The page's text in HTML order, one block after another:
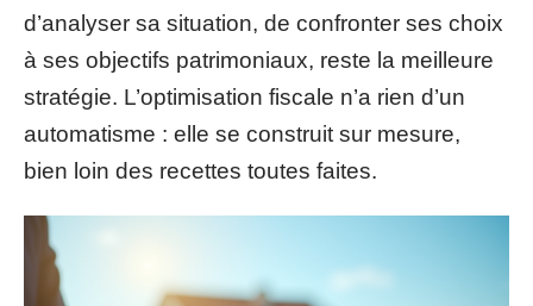
d’analyser sa situation, de confronter ses choix
à ses objectifs patrimoniaux, reste la meilleure
stratégie. L’optimisation fiscale n’a rien d’un
automatisme : elle se construit sur mesure,
bien loin des recettes toutes faites.